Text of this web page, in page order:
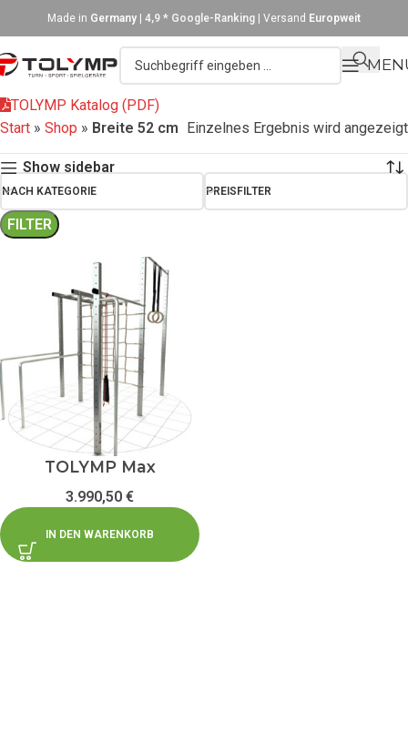
Made in Germany 4,9 * Google-Ranking | Versand Europweit
TOLYMP Katalog (PDF)
Start » Shop » Breite 52 cm Einzelnes Ergebnis wird angezeigt
Show sidebar
NACH KATEGORIE PREISFILTER
FILTER
TOLYMP Max
3.990,50 €
IN DEN WARENKORB